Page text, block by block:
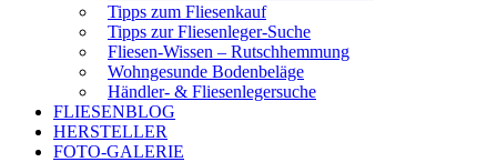
Tipps zum Fliesenkauf
Tipps zur Fliesenleger-Suche
Fliesen-Wissen – Rutschhemmung
Wohngesunde Bodenbeläge
Händler- & Fliesenlegersuche
FLIESENBLOG
HERSTELLER
FOTO-GALERIE